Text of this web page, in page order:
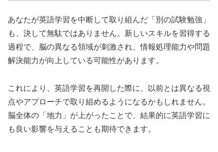
あなたが英語学習を中断して取り組んだ「別の試験勉強」
も、決して無駄ではありません。新しいスキルを習得する
過程で、脳の異なる領域が刺激され、情報処理能力や問題
解決能力が向上している可能性があります。
これにより、英語学習を再開した際に、以前とは異なる視
点やアプローチで取り組めるようになるかもしれません。
脳全体の「地力」が上がったことで、結果的に英語学習に
も良い影響を与えることも期待できます。